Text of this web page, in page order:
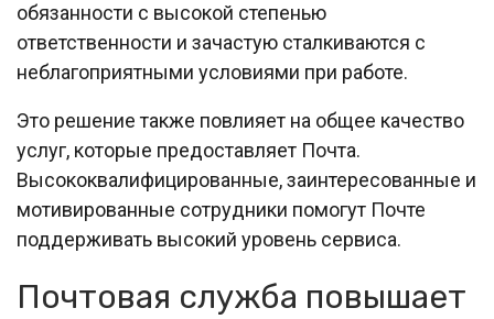
обязанности с высокой степенью
ответственности и зачастую сталкиваются с
неблагоприятными условиями при работе.
Это решение также повлияет на общее качество
услуг, которые предоставляет Почта.
Высококвалифицированные, заинтересованные и
мотивированные сотрудники помогут Почте
поддерживать высокий уровень сервиса.
Почтовая служба повышает